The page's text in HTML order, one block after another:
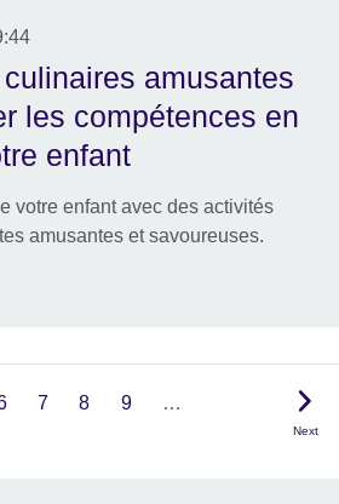
amusantes
les compétences en
enfant
votre enfant avec des activités
amusantes et savoureuses.
7 8 9 …
Next